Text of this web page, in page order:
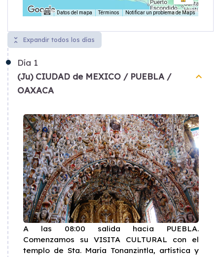
Día 1
(Ju) CIUDAD de MEXICO / PUEBLA /
OAXACA
keyboard_arrow_up
A las 08:00 salida hacia PUEBLA.
Comenzamos su VISITA CULTURAL con el
templo de Sta. María Tonanzintla, artística y
unfold_less Expandir todos los días
Datos del mapa Términos Notificar un problema de Maps